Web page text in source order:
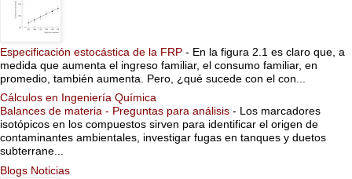
Especificación estocástica de la FRP - En la figura 2.1 es claro que, a
medida que aumenta el ingreso familiar, el consumo familiar, en
promedio, también aumenta. Pero, ¿qué sucede con el con...
Cálculos en Ingeniería Química
Balances de materia - Preguntas para análisis - Los marcadores
isotópicos en los compuestos sirven para identificar el origen de
contaminantes ambientales, investigar fugas en tanques y duetos
subterrane...
Blogs Noticias